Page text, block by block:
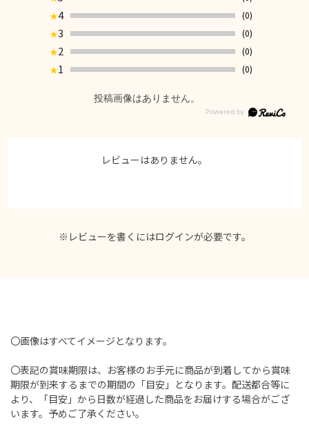
★4
(0)
★3
(0)
★2
(0)
★1 (0)
投稿画像はありません。
レビューはありません。
※レビューを書くにはログインが必要です。
〇画像はすべてイメージとなります。
〇表記の賞味期限は、お客様のお手元に商品が到着してから賞味
期限が到来するまでの期間の「目安」となります。配送都合等に
より、「目安」から日数が経過した商品をお届けする場合がござ
います。予めご了承ください。